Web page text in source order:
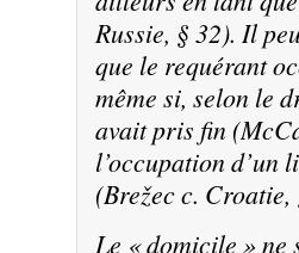
Russie, § 32). Il
que le requérant
même si, selon le
avait pris fin (
l’occupation d’un
(Brežec c. Croatie,
Le « domicile » ne